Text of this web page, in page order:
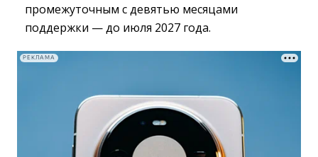
промежуточным с девятью месяцами
поддержки — до июля 2027 года.
РЕКЛАМА